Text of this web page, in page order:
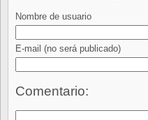
Nombre de usuario
E-mail (no será publicado)
Comentario: